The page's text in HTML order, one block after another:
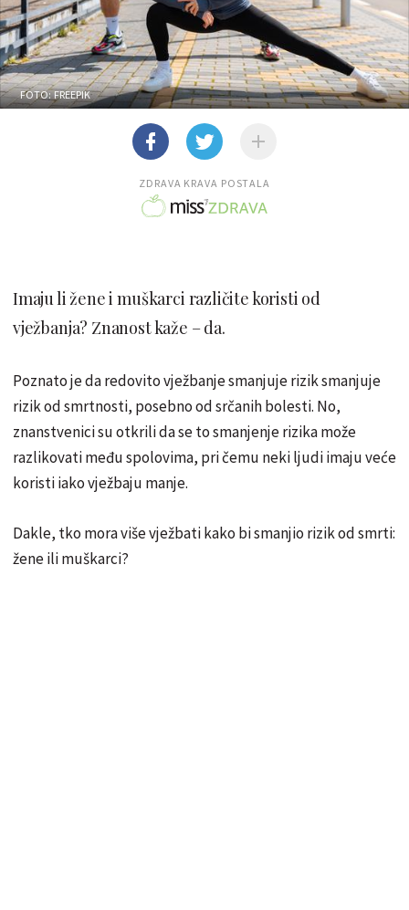
FOTO: FREEPIK
ZDRAVA KRAVA POSTALA
Imaju li žene i muškarci različite koristi od
vježbanja? Znanost kaže – da.
Poznato je da redovito vježbanje smanjuje rizik smanjuje
rizik od smrtnosti, posebno od srčanih bolesti. No,
znanstvenici su otkrili da se to smanjenje rizika može
razlikovati među spolovima, pri čemu neki ljudi imaju veće
koristi iako vježbaju manje.
Dakle, tko mora više vježbati kako bi smanjio rizik od smrti:
žene ili muškarci?